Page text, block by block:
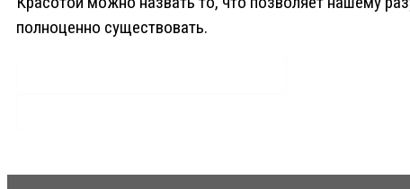
полноценно существовать.